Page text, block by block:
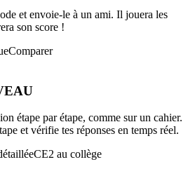
et envoie-le à un ami. Il jouera les
son score !
Comparer
étape par étape, comme sur un cahier.
et vérifie tes réponses en temps réel.
CE2 au collège